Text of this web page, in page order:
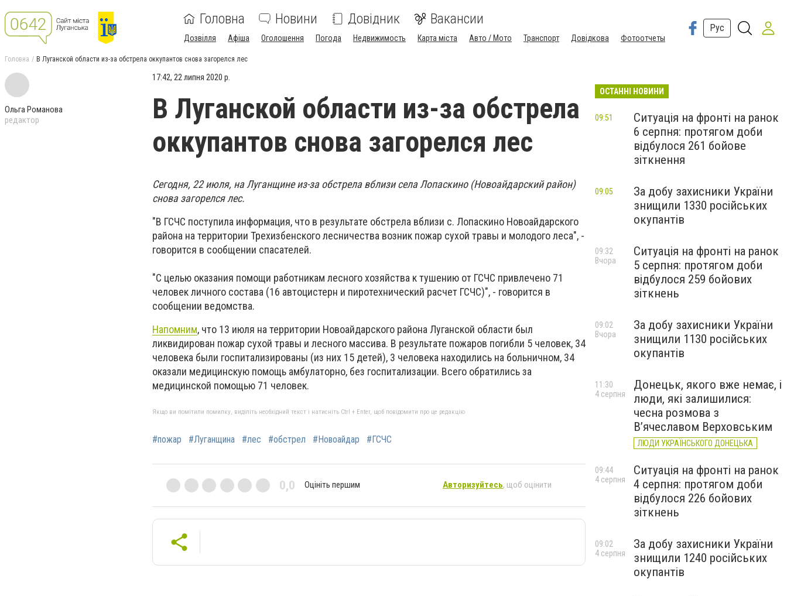
Головна Новини Довідник Вакансии
Дозвілля Афіша Оголошення Погода Недвижимость Карта міста Авто / Мото Транспорт Довідкова Фотоотчеты
Рус
Головна В Луганской области из-за обстрела оккупантов снова загорелся лес
Ольга Романова
редактор
17:42, 22 липня 2020 р.
В Луганской области из-за обстрела
оккупантов снова загорелся лес
Сегодня, 22 июля, на Луганщине из-за обстрела вблизи села Лопаскино (Новоайдарский район)
снова загорелся лес.
"В ГСЧС поступила информация, что в результате обстрела вблизи с. Лопаскино Новоайдарского
района на территории Трехизбенского лесничества возник пожар сухой травы и молодого леса", -
говорится в сообщении спасателей.
"С целью оказания помощи работникам лесного хозяйства к тушению от ГСЧС привлечено 71
человек личного состава (16 автоцистерн и пиротехнический расчет ГСЧС)", - говорится в
сообщении ведомства.
Напомним, что 13 июля на территории Новоайдарского района Луганской области был
ликвидирован пожар сухой травы и лесного массива. В результате пожаров погибли 5 человек, 34
человека были госпитализированы (из них 15 детей), 3 человека находились на больничном, 34
оказали медицинскую помощь амбулаторно, без госпитализации. Всего обратились за
медицинской помощью 71 человек.
Якщо ви помітили помилку, виділіть необхідний текст і натисніть Ctrl + Enter, щоб повідомити про це редакцію
#пожар #Луганщина #лес #обстрел #Новоайдар #ГСЧС
0,0 Оцініть першим Авторизуйтесь, щоб оцінити
ОСТАННІ НОВИНИ
Ситуація на фронті на ранок
6 серпня: протягом доби
відбулося 261 бойове
зіткнення
09:51
За добу захисники України
знищили 1330 російських
окупантів
09:05
Ситуація на фронті на ранок
5 серпня: протягом доби
відбулося 259 бойових
зіткнень
09:32
Вчора
За добу захисники України
знищили 1130 російських
окупантів
09:02
Вчора
Донецьк, якого вже немає, і
люди, які залишилися:
чесна розмова з
В’ячеславом Верховським
ЛЮДИ УКРАЇНСЬКОГО ДОНЕЦЬКА
11:30
4 серпня
Ситуація на фронті на ранок
4 серпня: протягом доби
відбулося 226 бойових
зіткнень
09:44
4 серпня
За добу захисники України
знищили 1240 російських
окупантів
09:02
4 серпня